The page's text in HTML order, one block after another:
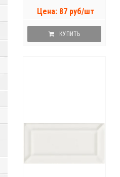
Цена: 87 руб/шт
КУПИТЬ